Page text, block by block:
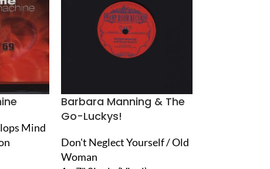
Mind
Barbara Manning & The
Go-Luckys!
Don't Neglect Yourself / Old
Woman